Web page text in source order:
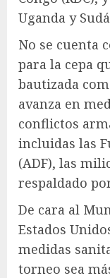
Uganda y
No se cuenta
para la cepa
bautizada
avanza en
conflictos
incluidas las
(ADF), las
respaldado
De cara al
Estados
medidas
torneo sea